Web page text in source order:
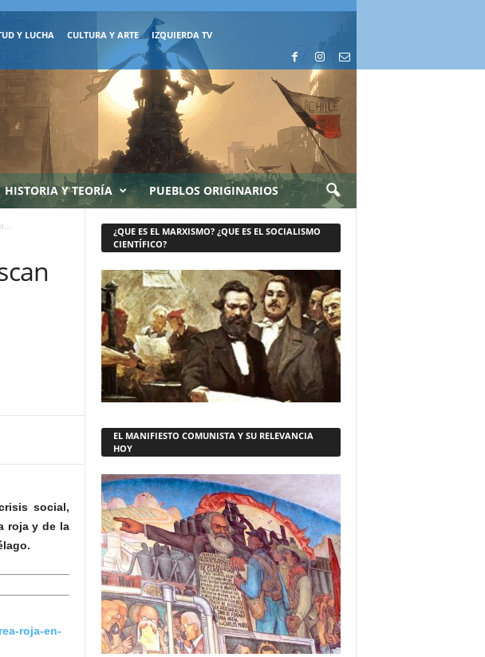
Y LUCHA CULTURA Y ARTE IZQUIERDA TV
HISTORIA Y TEORÍA PUEBLOS ORIGINARIOS
social,
roja y de la
roja-en-
¿QUE ES EL MARXISMO? ¿QUE ES EL SOCIALISMO
CIENTÍFICO?
EL MANIFIESTO COMUNISTA Y SU RELEVANCIA
HOY